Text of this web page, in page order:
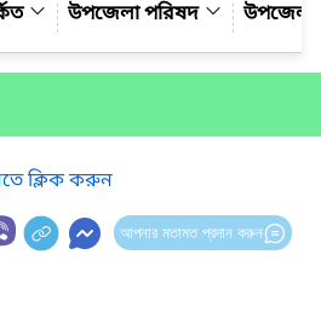
উপজেলা পরিষদ উপজেলা
ক্লিক করুন
আপনার মতামত প্রদান করুন